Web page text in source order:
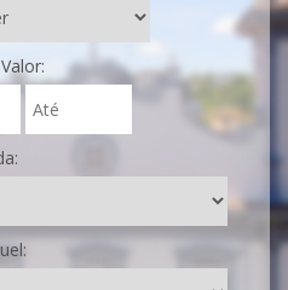
Valor: